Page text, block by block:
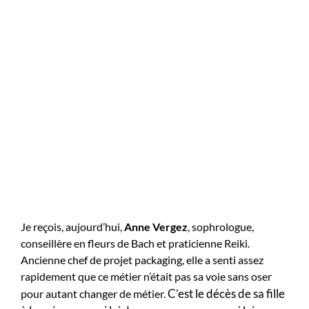
Je reçois, aujourd’hui,Anne Vergez, sophrologue,
conseillère en fleurs de Bach et praticienne Reiki.
Ancienne chef de projet packaging, elle a senti assez
rapidement que ce métier n’était pas sa voie sans oser
pour autant changer de métier.C’est le décès de sa fille